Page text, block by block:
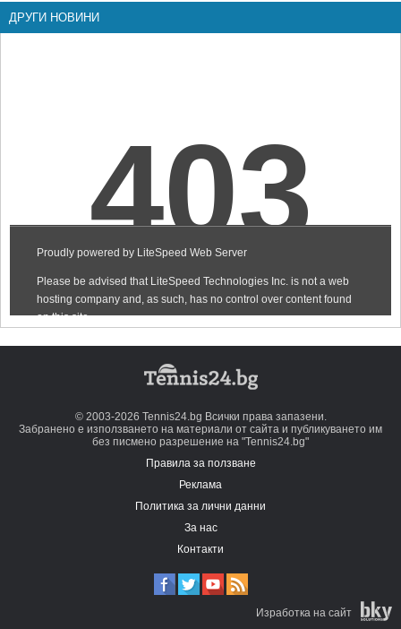
ДРУГИ НОВИНИ
© 2003-2026 Tennis24.bg Всички права запазени.
Забранено е използването на материали от сайта и публикуването им
без писмено разрешение на "Tennis24.bg"
Правила за ползване
Реклама
Политика за лични данни
За нас
Контакти
Изработка на сайт